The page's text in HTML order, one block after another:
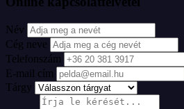
Név
Cég neve
Telefonszám
E-mail cím
Tárgy